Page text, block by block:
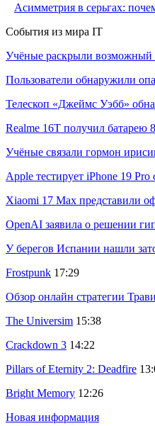
Асимметрия в серьгах:
События из мира IT
Учёные раскрыли возможный
Пользователи обнаружили
Телескоп «Джеймс Уэбб»
Realme 16T получил батарею
Учёные связали гормон
Apple тестирует iPhone 19
Xiaomi 17 Max представили
OpenAI заявила о решении
У берегов Испании нашли
Frostpunk 17:29
Обзор онлайн стратегии
The Universim 15:38
Crackdown 3 14:22
Pillars of Eternity 2: Deadfire
Bright Memory 12:26
Новая информация